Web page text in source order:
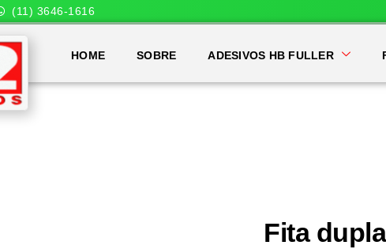
(11) 3646-1616
HOME SOBRE ADESIVOS HB FULLER
Fita